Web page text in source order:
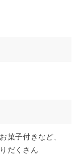
菓子付きなど、
だくさん